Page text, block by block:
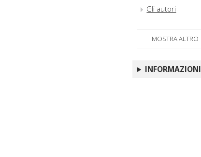
Gli autori
MOSTRA ALTRO
INFORMAZIONI